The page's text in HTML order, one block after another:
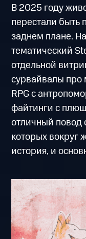
В 2025 году
перестали
заднем плане.
тематический
отдельной
сурвайвалы
RPG с
файтинги с
отличный повод
которых вокруг
история, и